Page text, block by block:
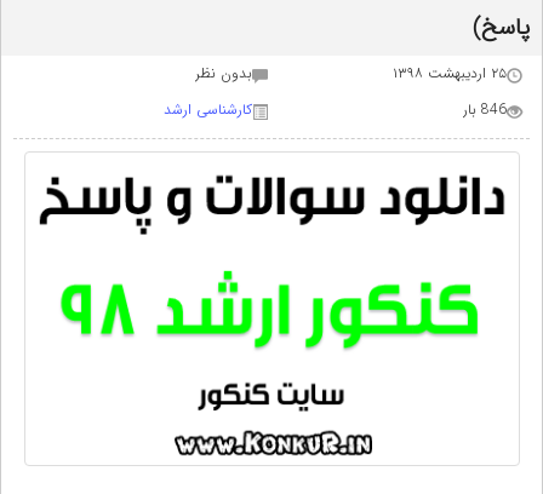
پاسخ)
۲۵ اردیبهشت ۱۳۹۸
بدون نظر
846 بار
کارشناسی ارشد